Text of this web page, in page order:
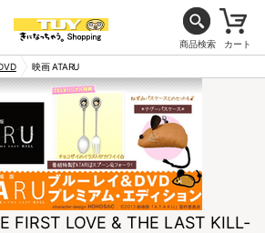
商品検索 カート
映画 ATARU
FIRST LOVE & THE LAST KILL‐